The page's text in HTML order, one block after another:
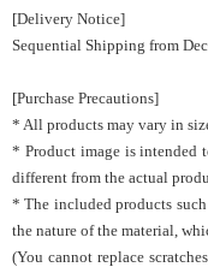
[Delivery Notice]
Sequential Shipping from
[Purchase Precautions]
* All products may vary in
* Product image is intended
different from the actual
* The included products
the nature of the material,
(You cannot replace